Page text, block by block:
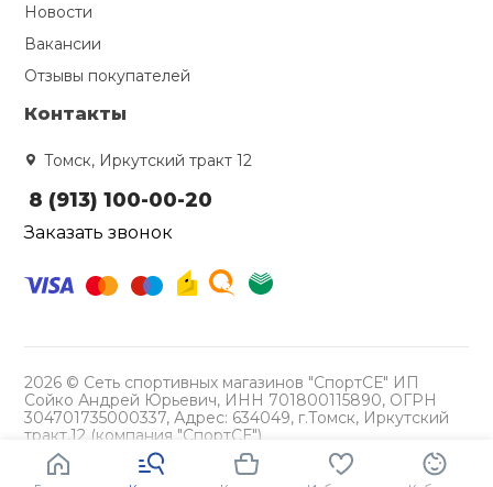
Новости
Вакансии
Отзывы покупателей
Контакты
Томск, Иркутский тракт 12
8 (913) 100-00-20
Заказать звонок
2026 © Сеть спортивных магазинов "СпортСЕ" ИП
Сойко Андрей Юрьевич, ИНН 701800115890, ОГРН
304701735000337, Адрес: 634049, г.Томск, Иркутский
тракт,12 (компания "СпортСЕ")
Политика конфиденциальности